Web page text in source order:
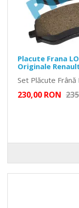
Placute Frana
Originale
Set Plăcute Frână
230,00 RON